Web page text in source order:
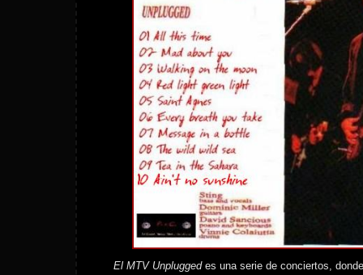
El MTV Unpluggedes una serie de conciertos,